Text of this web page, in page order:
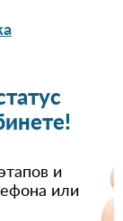
и
или